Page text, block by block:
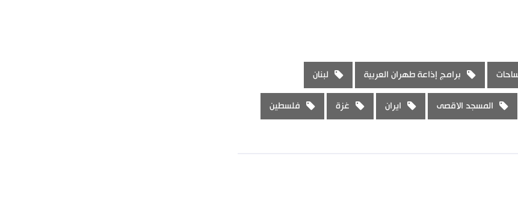
برامج إذاعة طهران العربية لبنان
المسجد الاقصى ايران غزة فلسطين